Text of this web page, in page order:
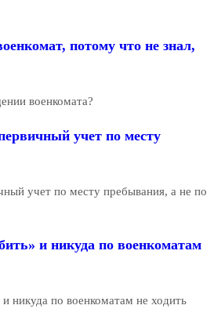
потому что не знал,
военкомата?
учет по месту
учет по месту пребывания, а не по
и никуда по военкоматам
никуда по военкоматам не ходить